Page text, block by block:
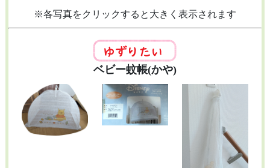
※各写真をクリックすると大きく表示されます
ベビー蚊帳(かや)